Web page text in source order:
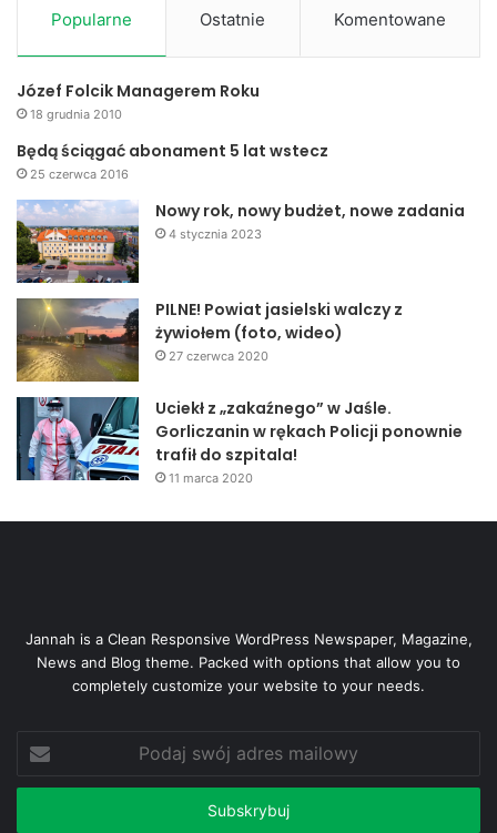
Popularne Ostatnie Komentowane
Józef Folcik Managerem Roku
18 grudnia 2010
Będą ściągać abonament 5 lat wstecz
25 czerwca 2016
Nowy rok, nowy budżet, nowe zadania
4 stycznia 2023
PILNE! Powiat jasielski walczy z
żywiołem (foto, wideo)
27 czerwca 2020
Uciekł z „zakaźnego” w Jaśle.
Gorliczanin w rękach Policji ponownie
trafił do szpitala!
11 marca 2020
Jannah is a Clean Responsive WordPress Newspaper, Magazine,
News and Blog theme. Packed with options that allow you to
completely customize your website to your needs.
swój
adres